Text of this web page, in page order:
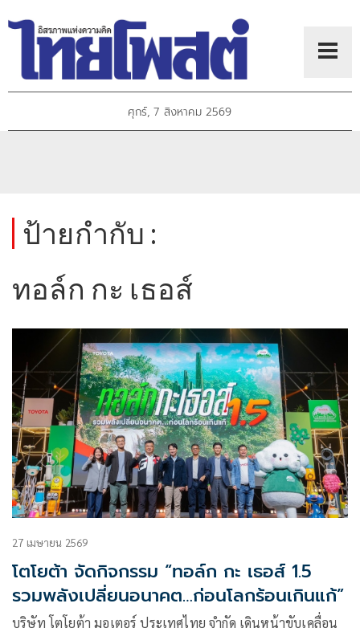
ศุกร์, 7 สิงหาคม 2569
ป้ายกำกับ :
ทอล์ก กะ เธอส์
27 เมษายน 2569
โตโยต้า จัดกิจกรรม “ทอล์ก กะ เธอส์ 1.5
รวมพลังเปลี่ยนอนาคต…ก่อนโลกร้อนเกินแก้”
บริษัท โตโยต้า มอเตอร์ ประเทศไทย จำกัด เดินหน้าขับเคลื่อน